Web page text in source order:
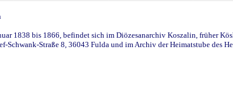
1838 bis 1866, befindet sich im Diözesanarchiv Koszalin, früher
Schwank-Straße 8, 36043 Fulda und im Archiv der Heimatstube des